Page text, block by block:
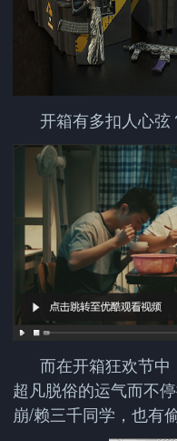
开箱有多扣人心弦
而在开箱狂欢节中
超凡脱俗的运气而不
崩/赖三千同学，也有